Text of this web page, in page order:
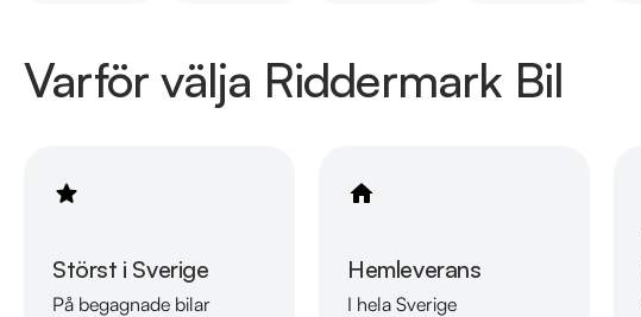
Övrig information om bilen:
Årsskatt på endast 360kr
Väldokumenterad Servicehistorik
Servicehistorik:
Varför välja Riddermark Bil
Störst i Sverige
På begagnade bilar
Hemleverans
I hela Sverige